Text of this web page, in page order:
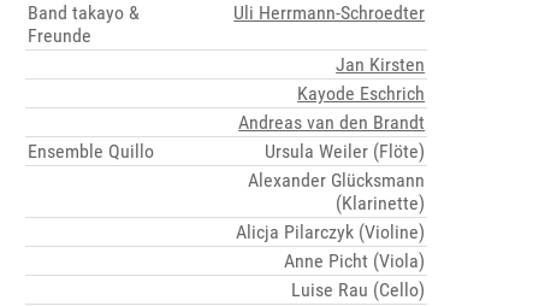
Band takayo &
Freunde
Uli Herrmann-Schroedter
Jan Kirsten
Kayode Eschrich
Andreas van den Brandt
Ensemble Quillo
Ursula Weiler (Flöte)
Alexander Glücksmann
(Klarinette)
Alicja Pilarczyk (Violine)
Anne Picht (Viola)
Luise Rau (Cello)